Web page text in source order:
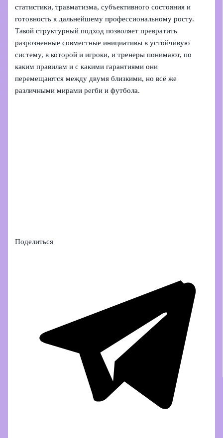
статистики, травматизма, субъективного состояния и
готовность к дальнейшему профессиональному росту.
Такой структурный подход позволяет превратить
разрозненные совместные инициативы в устойчивую
систему, в которой и игроки, и тренеры понимают, по
каким правилам и с какими гарантиями они
перемещаются между двумя близкими, но всё же
различными мирами регби и футбола.
Поделиться